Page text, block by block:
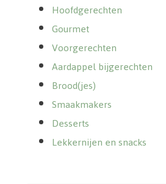
Hoofdgerechten
Gourmet
Voorgerechten
Aardappel bijgerechten
Brood(jes)
Smaakmakers
Desserts
Lekkernijen en snacks